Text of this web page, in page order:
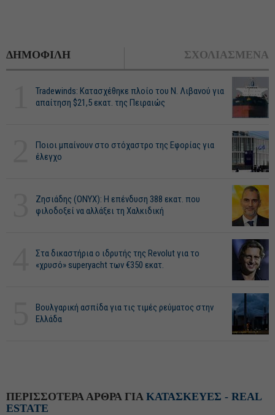
ΔΗΜΟΦΙΛΗ ΣΧΟΛΙΑΣΜΕΝΑ
Tradewinds: Κατασχέθηκε πλοίο του Ν. Λιβανού για
απαίτηση $21,5 εκατ. της Πειραιώς
Ποιοι μπαίνουν στο στόχαστρο της Εφορίας για
έλεγχο
Ζησιάδης (ONYX): Η επένδυση 388 εκατ. που
φιλοδοξεί να αλλάξει τη Χαλκιδική
Στα δικαστήρια ο ιδρυτής της Revolut για το
«χρυσό» superyacht των €350 εκατ.
Βουλγαρική ασπίδα για τις τιμές ρεύματος στην
Ελλάδα
ΠΕΡΙΣΣΟΤΕΡΑ ΑΡΘΡΑ ΓΙΑ ΚΑΤΑΣΚΕΥΕΣ - REAL
ESTATE